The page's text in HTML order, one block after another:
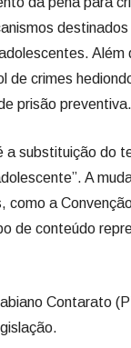
Além
de crimes
prisão preventiva.
substituição do
A
como a
de conteúdo
Contarato